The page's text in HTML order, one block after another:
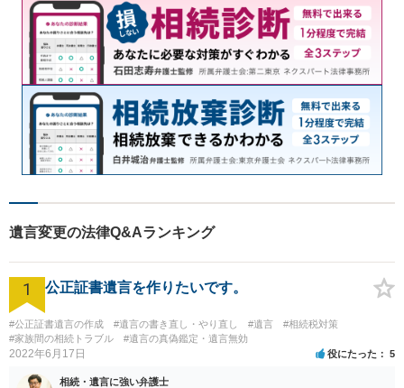
遺言変更の法律Q&Aランキング
1 公正証書遺言を作りたいです。
#公正証書遺言の作成 #遺言の書き直し・やり直し #遺言
#相続税対策
#家族間の相続トラブル
#遺言の真偽鑑定・遺言無効
2022年6月17日 役にたった 5
相続・遺言に強い弁護士